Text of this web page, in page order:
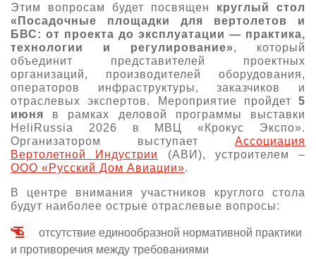
Даты будущих выставок
Документы
Контакты
Заявка на участие
Заочное участие
Прилет на выставку
Основные требования МВЦ «Крокус Экспо»
Для посетителей
Место проведения HeliRussia
Схема проезда
Правила доступа и пребывания Крокус Экспо
Для СМИ
Аккредитация прессы
Условия инфопартнёрства
Положение об аккредитации
Публикации о выставке
Пресс-релизы
Архив
Этим вопросам будет посвящен круглый стол
«Посадочные площадки для вертолетов и
БВС: от проекта до эксплуатации — практика,
технологии и регулирование», который
объединит представителей проектных
организаций, производителей оборудования,
операторов инфраструктуры, заказчиков и
отраслевых экспертов. Мероприятие пройдет 5
июня в рамках деловой программы выставки
HeliRussia 2026 в МВЦ «Крокус Экспо».
Организатором выступает Ассоциация
Вертолетной Индустрии
(АВИ), устроителем –
ООО «Русский Дом Авиации».
В центре внимания участников круглого стола
будут наиболее острые отраслевые вопросы:
отсутствие единообразной нормативной практики
и противоречия между требованиями